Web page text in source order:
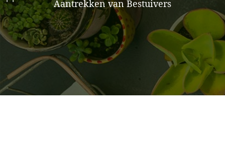
Aantrekken van Bestuivers